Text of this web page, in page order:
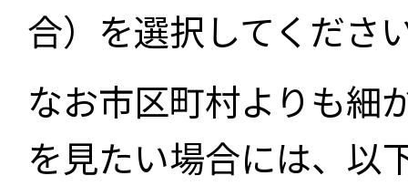
合）を選択してくださ
なお市区町村よりも細
を見たい場合には、以